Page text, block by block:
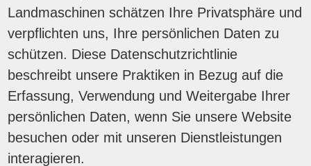
Landmaschinen schätzen Ihre Privatsphäre und
verpflichten uns, Ihre persönlichen Daten zu
schützen. Diese Datenschutzrichtlinie
beschreibt unsere Praktiken in Bezug auf die
Erfassung, Verwendung und Weitergabe Ihrer
persönlichen Daten, wenn Sie unsere Website
besuchen oder mit unseren Dienstleistungen
interagieren.